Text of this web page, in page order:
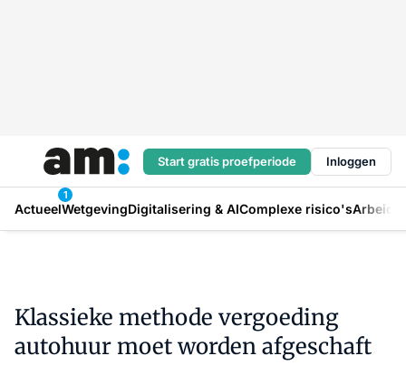
Start gratis proefperiode Inloggen
Actueel
1
WetgevingDigitalisering & AIComplexe risico's
Klassieke methode vergoeding
autohuur moet worden afgeschaft